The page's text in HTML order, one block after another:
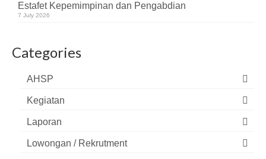
Estafet Kepemimpinan dan Pengabdian
7 July 2026
Categories
AHSP
Kegiatan
Laporan
Lowongan / Rekrutment